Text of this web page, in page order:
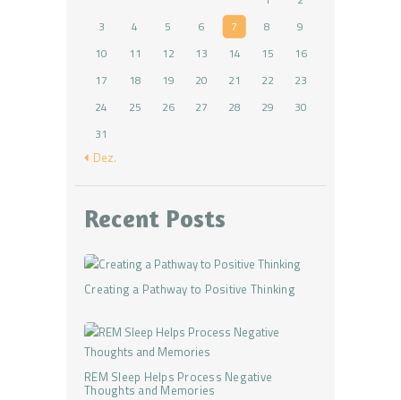
3
4 5 6 7 8
9
10
11 12 13 14 15
16
17
18 19 20 21 22
23
24
25 26 27 28 29
30
31
« Dez.
Recent Posts
Creating a Pathway to Positive Thinking
REM Sleep Helps Process Negative
Thoughts and Memories